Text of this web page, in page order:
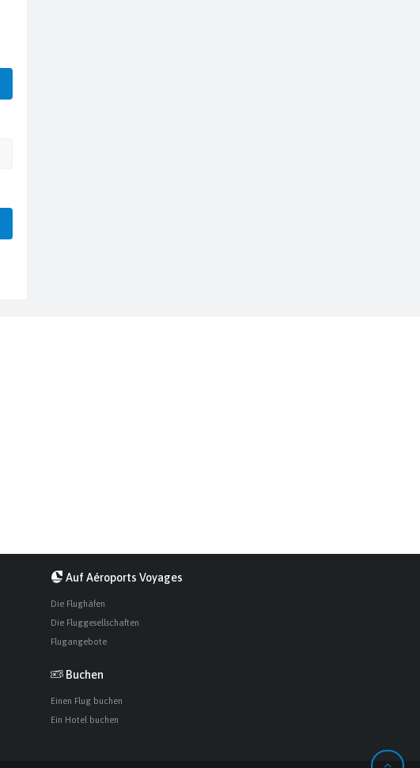
Auf Aéroports Voyages
Die Flughäfen
Die Fluggesellschaften
Flugangebote
Buchen
Einen Flug buchen
Ein Hotel buchen